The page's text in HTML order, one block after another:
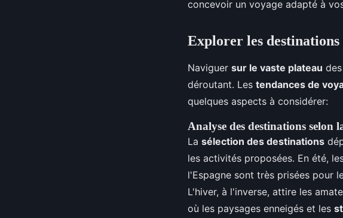
concevoir un voyage adapté à
Explorer les
Naviguer sur le vaste plateau
déroutant. Les tendances de
quelques aspects à considérer:
Analyse des destinations selon
La sélection des destinations
les activités proposées. En été,
l'Espagne sont très prisées pour
L'hiver, à l'inverse, attire les
où les paysages enneigés et les